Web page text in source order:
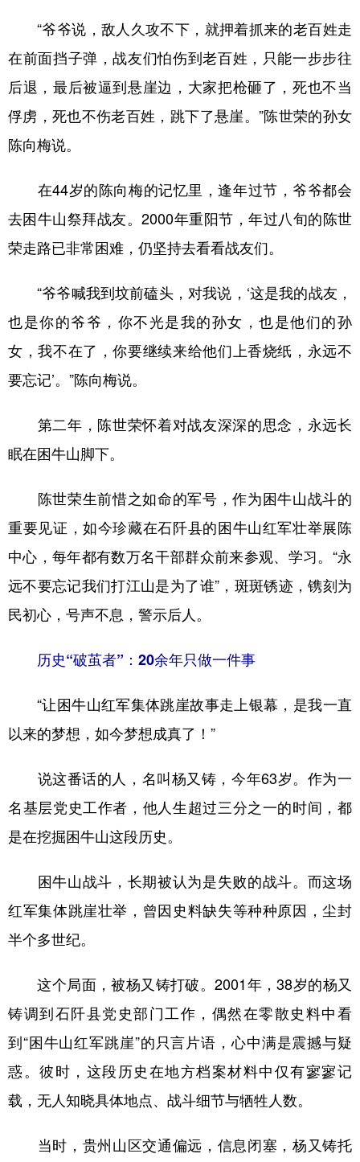
“爷爷说，敌人久攻不下，就押着抓来的老百姓走
在前面挡子弹，战友们怕伤到老百姓，只能一步步往
后退，最后被逼到悬崖边，大家把枪砸了，死也不当
俘虏，死也不伤老百姓，跳下了悬崖。”陈世荣的孙女
陈向梅说。
在44岁的陈向梅的记忆里，逢年过节，爷爷都会
去困牛山祭拜战友。2000年重阳节，年过八旬的陈世
荣走路已非常困难，仍坚持去看看战友们。
“爷爷喊我到坟前磕头，对我说，‘这是我的战友，
也是你的爷爷，你不光是我的孙女，也是他们的孙
女，我不在了，你要继续来给他们上香烧纸，永远不
要忘记’。”陈向梅说。
第二年，陈世荣怀着对战友深深的思念，永远长
眠在困牛山脚下。
陈世荣生前惜之如命的军号，作为困牛山战斗的
重要见证，如今珍藏在石阡县的困牛山红军壮举展陈
中心，每年都有数万名干部群众前来参观、学习。“永
远不要忘记我们打江山是为了谁”，斑斑锈迹，镌刻为
民初心，号声不息，警示后人。
历史“破茧者”：20余年只做一件事
“让困牛山红军集体跳崖故事走上银幕，是我一直
以来的梦想，如今梦想成真了！”
说这番话的人，名叫杨又铸，今年63岁。作为一
名基层党史工作者，他人生超过三分之一的时间，都
是在挖掘困牛山这段历史。
困牛山战斗，长期被认为是失败的战斗。而这场
红军集体跳崖壮举，曾因史料缺失等种种原因，尘封
半个多世纪。
这个局面，被杨又铸打破。2001年，38岁的杨又
铸调到石阡县党史部门工作，偶然在零散史料中看
到“困牛山红军跳崖”的只言片语，心中满是震撼与疑
惑。彼时，这段历史在地方档案材料中仅有寥寥记
载，无人知晓具体地点、战斗细节与牺牲人数。
当时，贵州山区交通偏远，信息闭塞，杨又铸托